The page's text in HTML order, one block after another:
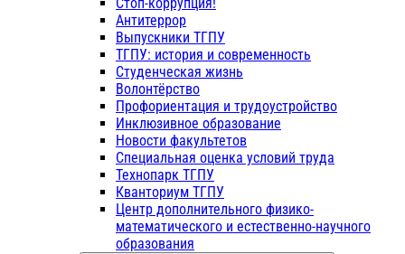
Стоп-коррупция!
Антитеррор
Выпускники ТГПУ
ТГПУ: история и современность
Студенческая жизнь
Волонтёрство
Профориентация и трудоустройство
Инклюзивное образование
Новости факультетов
Специальная оценка условий труда
Технопарк ТГПУ
Кванториум ТГПУ
Центр дополнительного физико-
математического и естественно-научного
образования